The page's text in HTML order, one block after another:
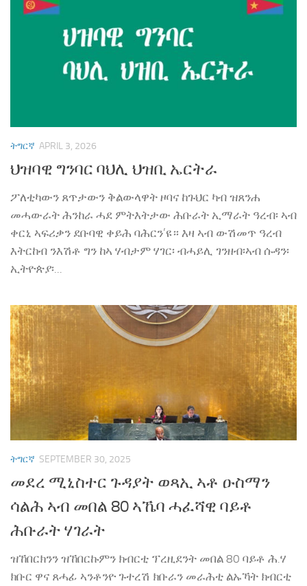
ትግርኛ APRIL 3, 2026
ህዝባዊ ግንባር ባህሊ ህዝቢ ኤርትራ
ፖለቲካውን ጸጥታውን ቅልውላዋት ዞባና ከጉህር ካብ ዝጸንሐ
መሓውራት ሕንከራ ሓደ ምትእትታው ሕቡራት ኢማራት ዓረብ፡ ኣብ
ቀርኒ ኣፍሪቃን ደቡባዊ ቀይሕ ባሕርን’ዩ። እዛ ኣብ ውሽመጥ ዓረብ
እትርከብ ንእሽቶ ግን ከኣ ሃብታም ሃገር፡ ብሓይሊ ገንዘብ፡ኣብ ሱዳን፡
ኢትዮጵያ፡...
ትግርኛ SEPTEMBER 30, 2025
መደረ ሚኒስተር ጉዳያት ወጻኢ ኣቶ ዑስማን
ሳልሕ ኣብ መበል 80 ኣኼባ ሓፈሻዊ ባይቶ
ሕቡራት ሃገራት
ዝኸበርክንን ዝኸበርኩምን ክብርቲ ፕረዚደንት መበል 80 ባይቶ ሕ.ሃ
ክቡር ዋና ጸሓፊ ኣንቶንዮ ጉተረሽ ክቡራን መራሕቲ ልኡኻት ክብርቲ